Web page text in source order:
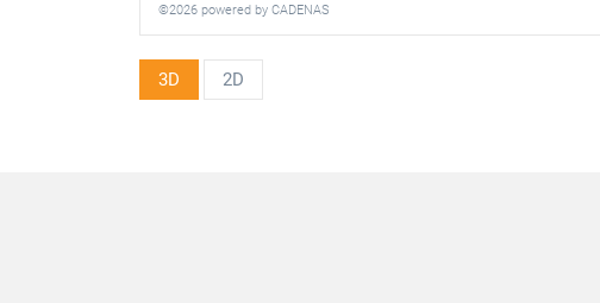
©2026 powered by CADENAS
3D 2D